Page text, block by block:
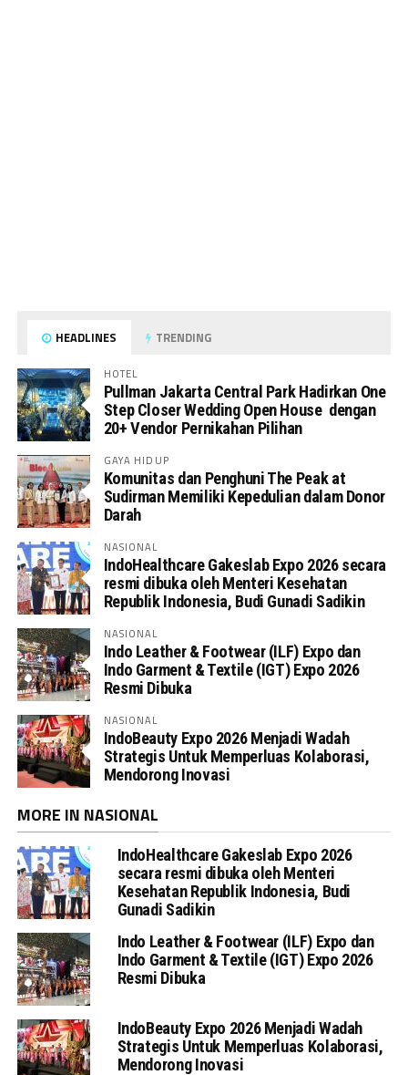
HEADLINES TRENDING
HOTEL
Pullman Jakarta Central Park Hadirkan One
Step Closer Wedding Open House dengan
20+ Vendor Pernikahan Pilihan
GAYA HIDUP
Komunitas dan Penghuni The Peak at
Sudirman Memiliki Kepedulian dalam Donor
Darah
NASIONAL
IndoHealthcare Gakeslab Expo 2026 secara
resmi dibuka oleh Menteri Kesehatan
Republik Indonesia, Budi Gunadi Sadikin
NASIONAL
Indo Leather & Footwear (ILF) Expo dan
Indo Garment & Textile (IGT) Expo 2026
Resmi Dibuka
NASIONAL
IndoBeauty Expo 2026 Menjadi Wadah
Strategis Untuk Memperluas Kolaborasi,
Mendorong Inovasi
MORE IN NASIONAL
IndoHealthcare Gakeslab Expo 2026
secara resmi dibuka oleh Menteri
Kesehatan Republik Indonesia, Budi
Gunadi Sadikin
Indo Leather & Footwear (ILF) Expo dan
Indo Garment & Textile (IGT) Expo 2026
Resmi Dibuka
IndoBeauty Expo 2026 Menjadi Wadah
Strategis Untuk Memperluas Kolaborasi,
Mendorong Inovasi